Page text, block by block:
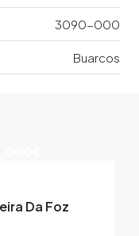
3090-000
Buarcos
Da Foz